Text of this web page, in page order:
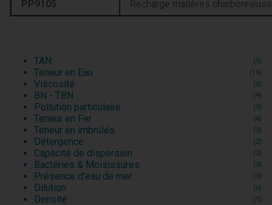
TAN (5)
Teneur en Eau (16)
Viscosité (5)
BN - TBN (9)
Pollution particulaire (5)
Teneur en Fer (4)
Teneur en imbrûlés (3)
Détergence (2)
Capacité de dispersion (2)
Bactéries & Moisissures (3)
Présence d'eau de mer (3)
Dilution (6)
Densité (1)
PP9105 Recharge matières